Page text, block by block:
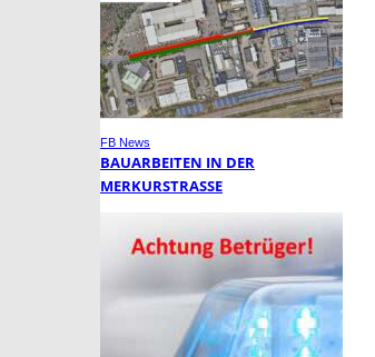
FB News
BAUARBEITEN IN DER
MERKURSTRASSE